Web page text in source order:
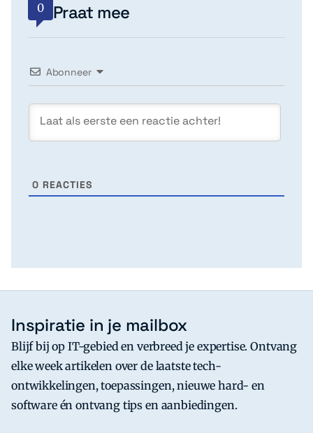
0 Praat mee
Abonneer
0 REACTIES
Inspiratie in je mailbox
Blijf bij op IT-gebied en verbreed je expertise. Ontvang
elke week artikelen over de laatste tech-
ontwikkelingen, toepassingen, nieuwe hard- en
software én ontvang tips en aanbiedingen.